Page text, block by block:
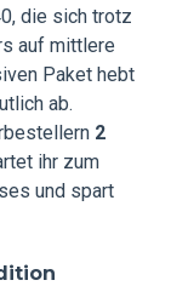
die sich trotz
auf mittlere
Paket hebt
ab.
2
ihr zum
und spart